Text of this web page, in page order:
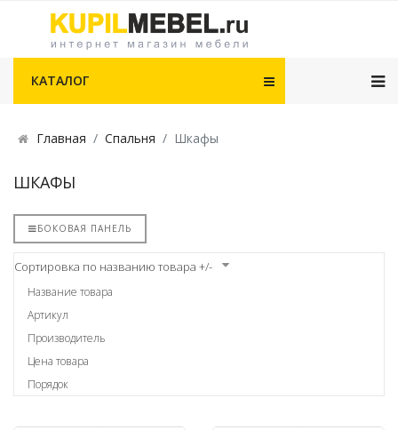
КАТАЛОГ
Главная Спальня Шкафы
ШКАФЫ
БОКОВАЯ ПАНЕЛЬ
Сортировка по названию товара +/-
Название товара
Артикул
Производитель
Цена товара
Порядок